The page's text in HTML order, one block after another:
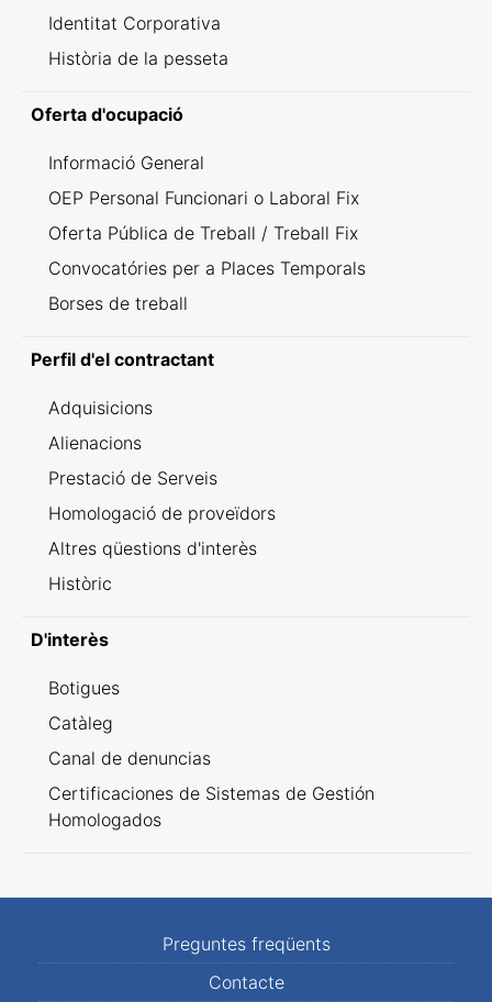
Identitat Corporativa
Història de la pesseta
Oferta d'ocupació
Informació General
OEP Personal Funcionari o Laboral Fix
Oferta Pública de Treball / Treball Fix
Convocatóries per a Places Temporals
Borses de treball
Perfil d'el contractant
Adquisicions
Alienacions
Prestació de Serveis
Homologació de proveïdors
Altres qüestions d'interès
Històric
D'interès
Botigues
Catàleg
Canal de denuncias
Certificaciones de Sistemas de Gestión
Homologados
Preguntes freqüents
Contacte